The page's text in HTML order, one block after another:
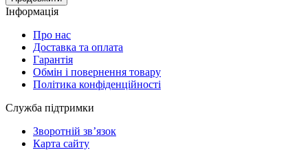
Інформація
Про нас
Доставка та оплата
Гарантія
Обмін і повернення товару
Політика конфіденційності
Служба підтримки
Зворотній зв’язок
Карта сайту